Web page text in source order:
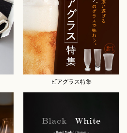
ビアグラス特集